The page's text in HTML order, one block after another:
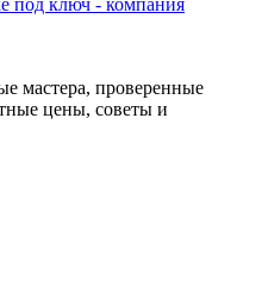
мастера, проверенные
цены, советы и